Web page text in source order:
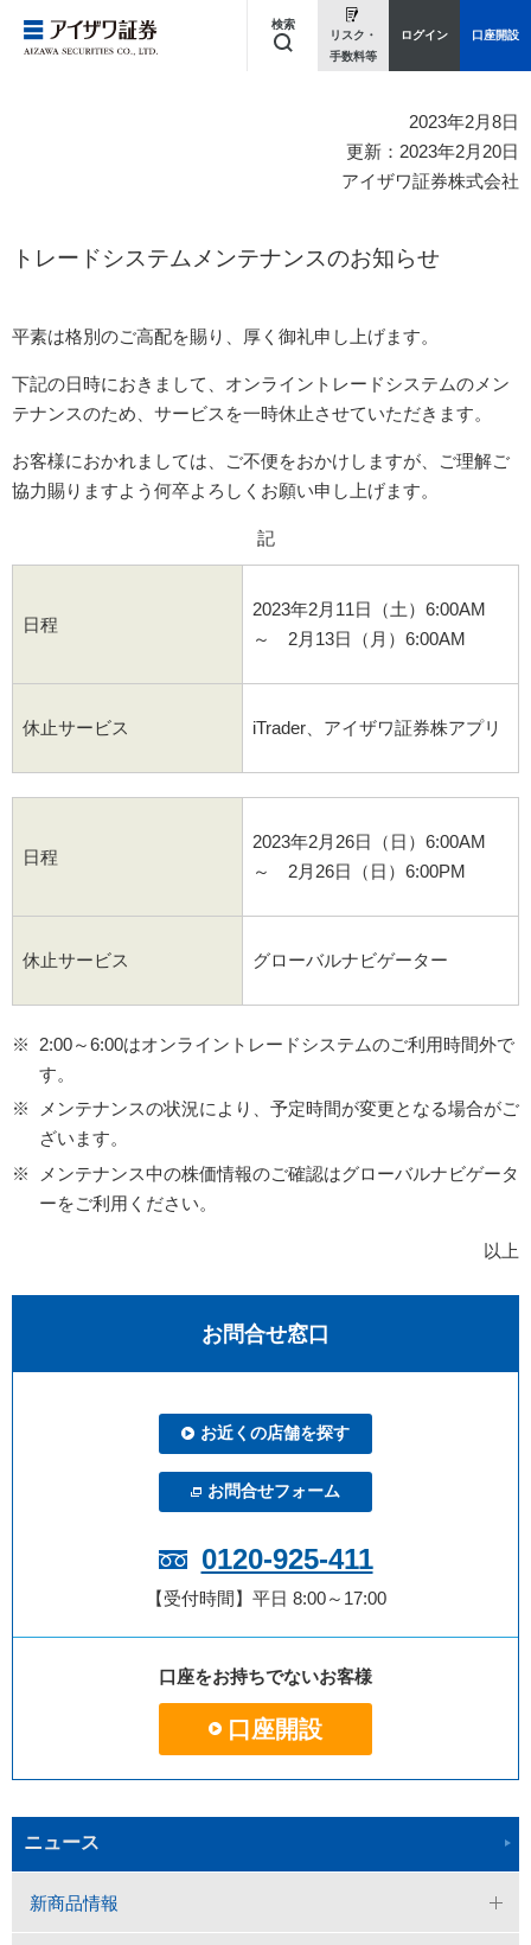
検索
リスク・
手数料等
ログイン 口座開設
2023年2月8日
更新：2023年2月20日
アイザワ証券株式会社
トレードシステムメンテナンスのお知らせ
平素は格別のご高配を賜り、厚く御礼申し上げます。
下記の日時におきまして、オンライントレードシステムのメン
テナンスのため、サービスを一時休止させていただきます。
お客様におかれましては、ご不便をおかけしますが、ご理解ご
協力賜りますよう何卒よろしくお願い申し上げます。
記
日程
2023年2月11日（土）6:00AM
～ 2月13日（月）6:00AM
休止サービス iTrader、アイザワ証券株アプリ
日程
2023年2月26日（日）6:00AM
～ 2月26日（日）6:00PM
休止サービス グローバルナビゲーター
2:00～6:00はオンライントレードシステムのご利用時間外で
す。
メンテナンスの状況により、予定時間が変更となる場合がご
ざいます。
メンテナンス中の株価情報のご確認はグローバルナビゲータ
ーをご利用ください。
以上
お問合せ窓口
お近くの店舗を探す
お問合せフォーム
0120-925-411
【受付時間】平日 8:00～17:00
口座をお持ちでないお客様
口座開設
ニュース
新商品情報